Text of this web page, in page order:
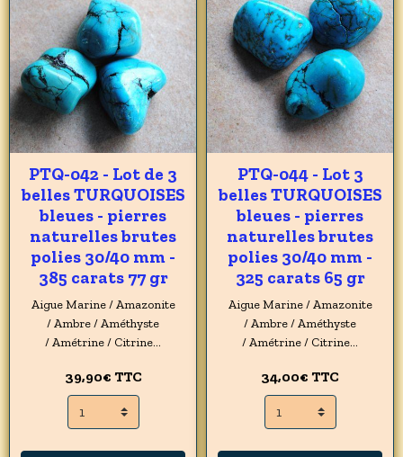
PTQ-042 - Lot de 3
belles TURQUOISES
bleues - pierres
naturelles brutes
polies 30/40 mm -
385 carats 77 gr
Aigue Marine / Amazonite
/ Ambre / Améthyste
/ Amétrine / Citrine...
39,90€ TTC
PTQ-044 - Lot 3
belles TURQUOISES
bleues - pierres
naturelles brutes
polies 30/40 mm -
325 carats 65 gr
Aigue Marine / Amazonite
/ Ambre / Améthyste
/ Amétrine / Citrine...
34,00€ TTC